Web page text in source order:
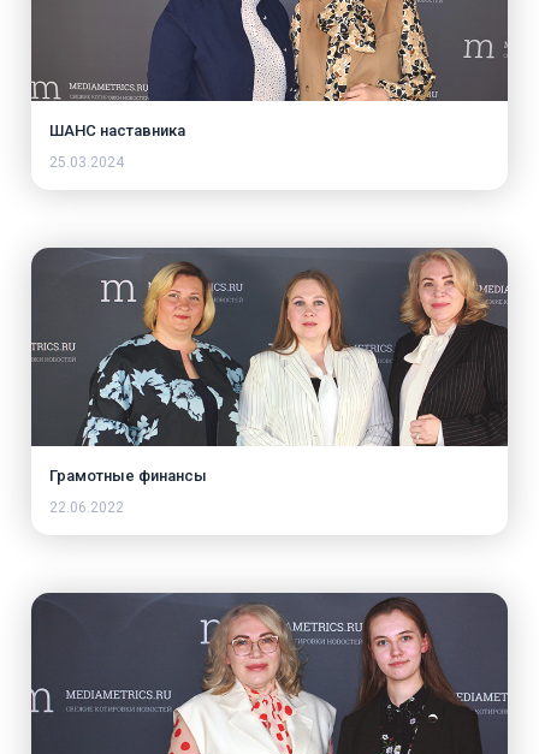
ШАНС наставника
25.03.2024
Грамотные финансы
22.06.2022